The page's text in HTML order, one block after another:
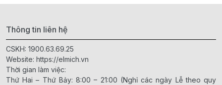
Thông tin liên hệ
CSKH: 1900.63.69.25
Website: https://elmich.vn
Thời gian làm việc:
Thứ Hai – Thứ Bảy: 8:00 – 21:00 (Nghỉ các ngày Lễ theo quy